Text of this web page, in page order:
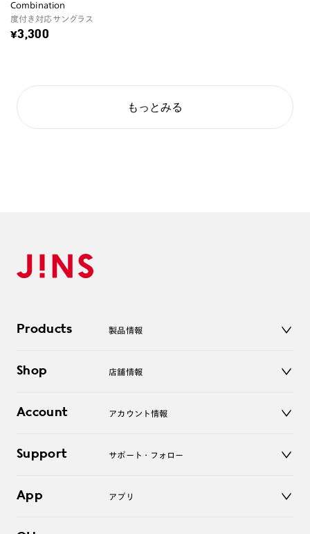
Combination
度付き対応サングラス
¥3,300
もっとみる
Products 製品情報
サングラス
コンタクトレンズ
アクセサリー
Shop 店舗情報
オンラインショップ
Account アカウント情報
ログアウト
Support サポート・フォロー
よくあるご質問
お問い合わせ
App アプリ